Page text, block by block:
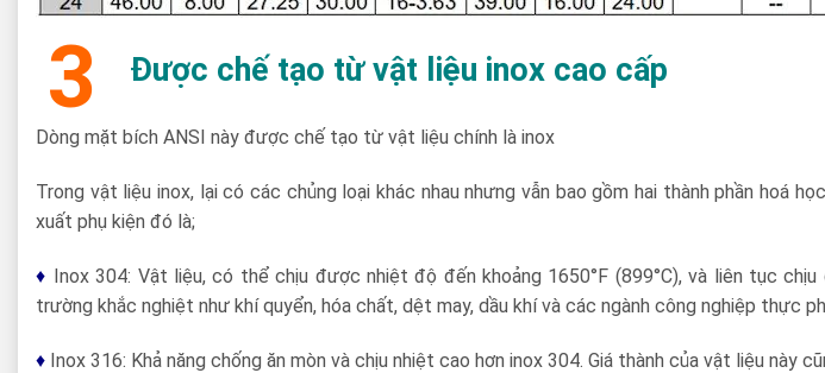
3 Được chế tạo từ vật liệu inox cao cấp
Dòng mặt bích ANSI này được chế tạo từ vật liệu chính là inox
Trong vật liệu inox, lại có các chủng loại khác nhau nhưng vẫn bao gồm hai thành phần hoá
xuất phụ kiện đó là;
♦ Inox 304: Vật liệu, có thể chịu được nhiệt độ đến khoảng 1650°F (899°C), và liên tục
trường khắc nghiệt như khí quyển, hóa chất, dệt may, dầu khí và các ngành công nghiệp thực
♦ Inox 316: Khả năng chống ăn mòn và chịu nhiệt cao hơn inox 304. Giá thành của vật liệu này